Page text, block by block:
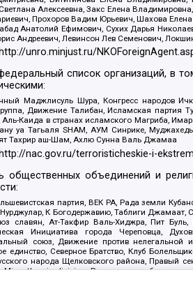
Алексеевна, Закс Елена
Прохоров Вадим Юрьевич, Шахова
Анатолий Ефимович, Сухих Дарья
Андреевич, Левинсон Лев Семенович,
http://unro.minjust.ru/
список организаций, в
Маджлисуль Шура, Конгресс народов
Движение Талибан, Исламская
Каида в странах исламского Магриба,
уа Тагьаля SHAM, АУМ Синрике,
Тахрир аш-Шам, Ахлю Сунна Валь Джамаа
http://nac.gov.ru/terroristicheskie-i-
общественных объединений и
партия, ВЕК РА, Рада земли
К Богодержавию, Таблиги Джамаат,
славян, Ат-Такфир Валь-Хиджра, Пит
Инициатива города Череповца,
союз, Движение против нелегальной
единство, Северное Братство, Клуб
народа Щелковского района, Правый
Misanthropic division, Религиозное